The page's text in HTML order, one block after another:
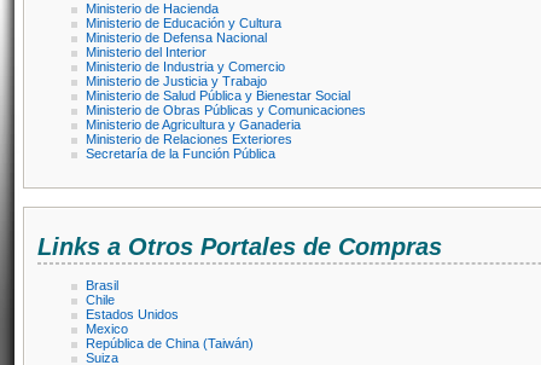
Ministerio de Hacienda
Ministerio de Educación y Cultura
Ministerio de Defensa Nacional
Ministerio del Interior
Ministerio de Industria y Comercio
Ministerio de Justicia y Trabajo
Ministerio de Salud Pública y Bienestar Social
Ministerio de Obras Públicas y Comunicaciones
Ministerio de Agricultura y Ganaderia
Ministerio de Relaciones Exteriores
Secretaría de la Función Pública
Links a Otros Portales de Compras
Brasil
Chile
Estados Unidos
Mexico
República de China (Taiwán)
Suiza